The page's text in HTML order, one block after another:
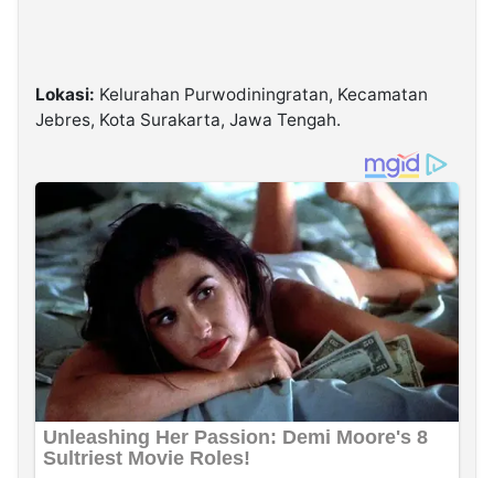
Lokasi: Kelurahan Purwodiningratan, Kecamatan
Jebres, Kota Surakarta, Jawa Tengah.